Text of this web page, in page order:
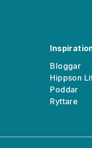
Bloggar
Hippson
Poddar
Ryttare